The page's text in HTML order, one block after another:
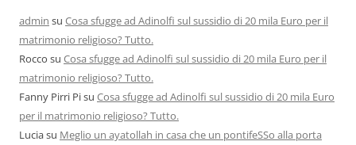
admin su Cosa sfugge ad Adinolfi sul sussidio di 20 mila Euro per il
matrimonio religioso? Tutto.
Rocco su Cosa sfugge ad Adinolfi sul sussidio di 20 mila Euro per il
matrimonio religioso? Tutto.
Fanny Pirri Pisu Cosa sfugge ad Adinolfi sul sussidio di 20 mila Euro
per il matrimonio religioso? Tutto.
Luciasu Meglio un ayatollah in casa che un pontifeSSo alla porta